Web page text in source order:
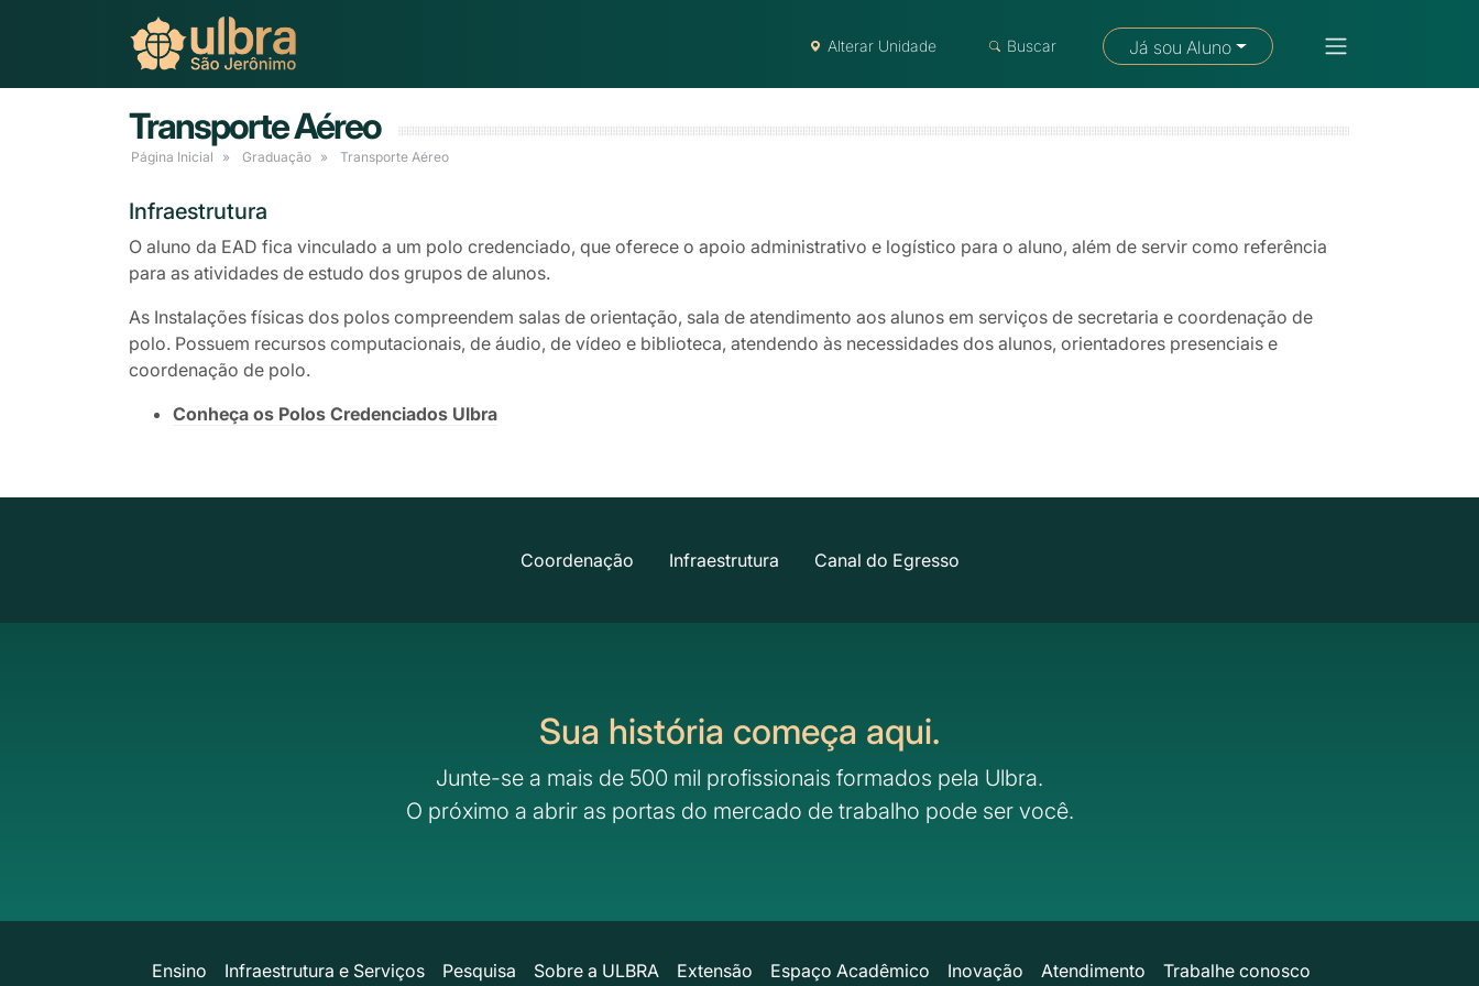
Fale com um consultor
Alterar Unidade Buscar Já sou Aluno
Transporte Aéreo
Página Inicial Graduação Transporte Aéreo
Infraestrutura
O aluno da EAD fica vinculado a um polo credenciado, que oferece o apoio administrativo e logístico para o aluno, além de servir como referência
para as atividades de estudo dos grupos de alunos.
As Instalações físicas dos polos compreendem salas de orientação, sala de atendimento aos alunos em serviços de secretaria e coordenação de
polo. Possuem recursos computacionais, de áudio, de vídeo e biblioteca, atendendo às necessidades dos alunos, orientadores presenciais e
coordenação de polo.
Conheça os Polos Credenciados Ulbra
Coordenação Infraestrutura Canal do Egresso
Sua história começa aqui.
Junte-se a mais de 500 mil profissionais formados pela Ulbra.
O próximo a abrir as portas do mercado de trabalho pode ser você.
Ensino Infraestrutura e Serviços Pesquisa Sobre a ULBRA Extensão Espaço Acadêmico Inovação Atendimento Trabalhe conosco